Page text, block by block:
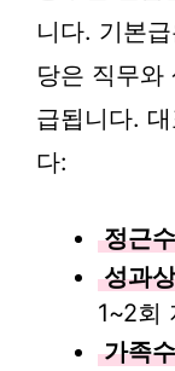
니다. 기본
당은 직무와
급됩니다.
다:
정근
성과
1~2회
가족